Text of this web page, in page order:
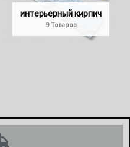
интерьерный кирпич
9 Товаров